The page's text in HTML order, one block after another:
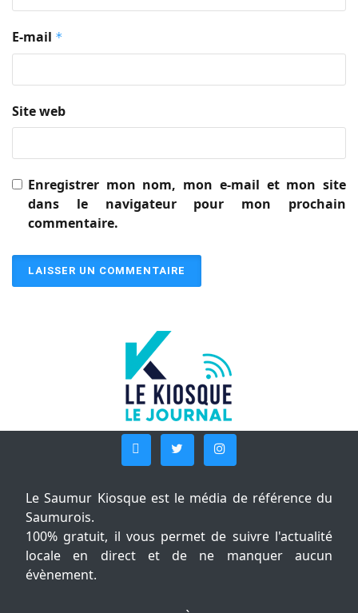
E-mail *
Site web
Enregistrer mon nom, mon e-mail et mon site
dans le navigateur pour mon prochain
commentaire.
Le Saumur Kiosque est le média de référence du
Saumurois.
100% gratuit, il vous permet de suivre l'actualité
locale en direct et de ne manquer aucun
évènement.